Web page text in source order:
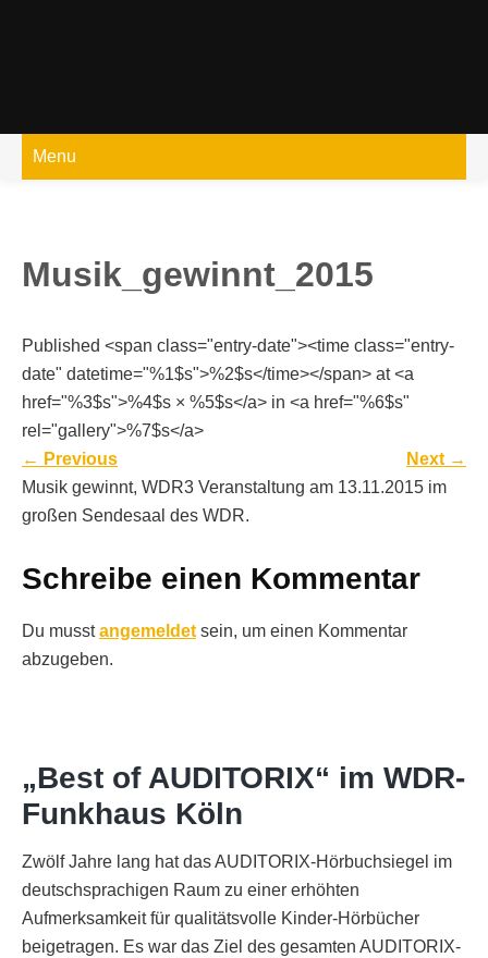
Menu
Musik_gewinnt_2015
Published <span class="entry-date"><time class="entry-
date" datetime="%1$s">%2$s</time></span> at <a
href="%3$s">%4$s × %5$s</a> in <a href="%6$s"
rel="gallery">%7$s</a>
← Previous Next →
Musik gewinnt, WDR3 Veranstaltung am 13.11.2015 im
großen Sendesaal des WDR.
Schreibe einen Kommentar
Du musstangemeldet sein, um einen Kommentar
abzugeben.
„Best of AUDITORIX“ im WDR-
Funkhaus Köln
Zwölf Jahre lang hat das AUDITORIX-Hörbuchsiegel im
deutschsprachigen Raum zu einer erhöhten
Aufmerksamkeit für qualitätsvolle Kinder-Hörbücher
beigetragen. Es war das Ziel des gesamten AUDITORIX-